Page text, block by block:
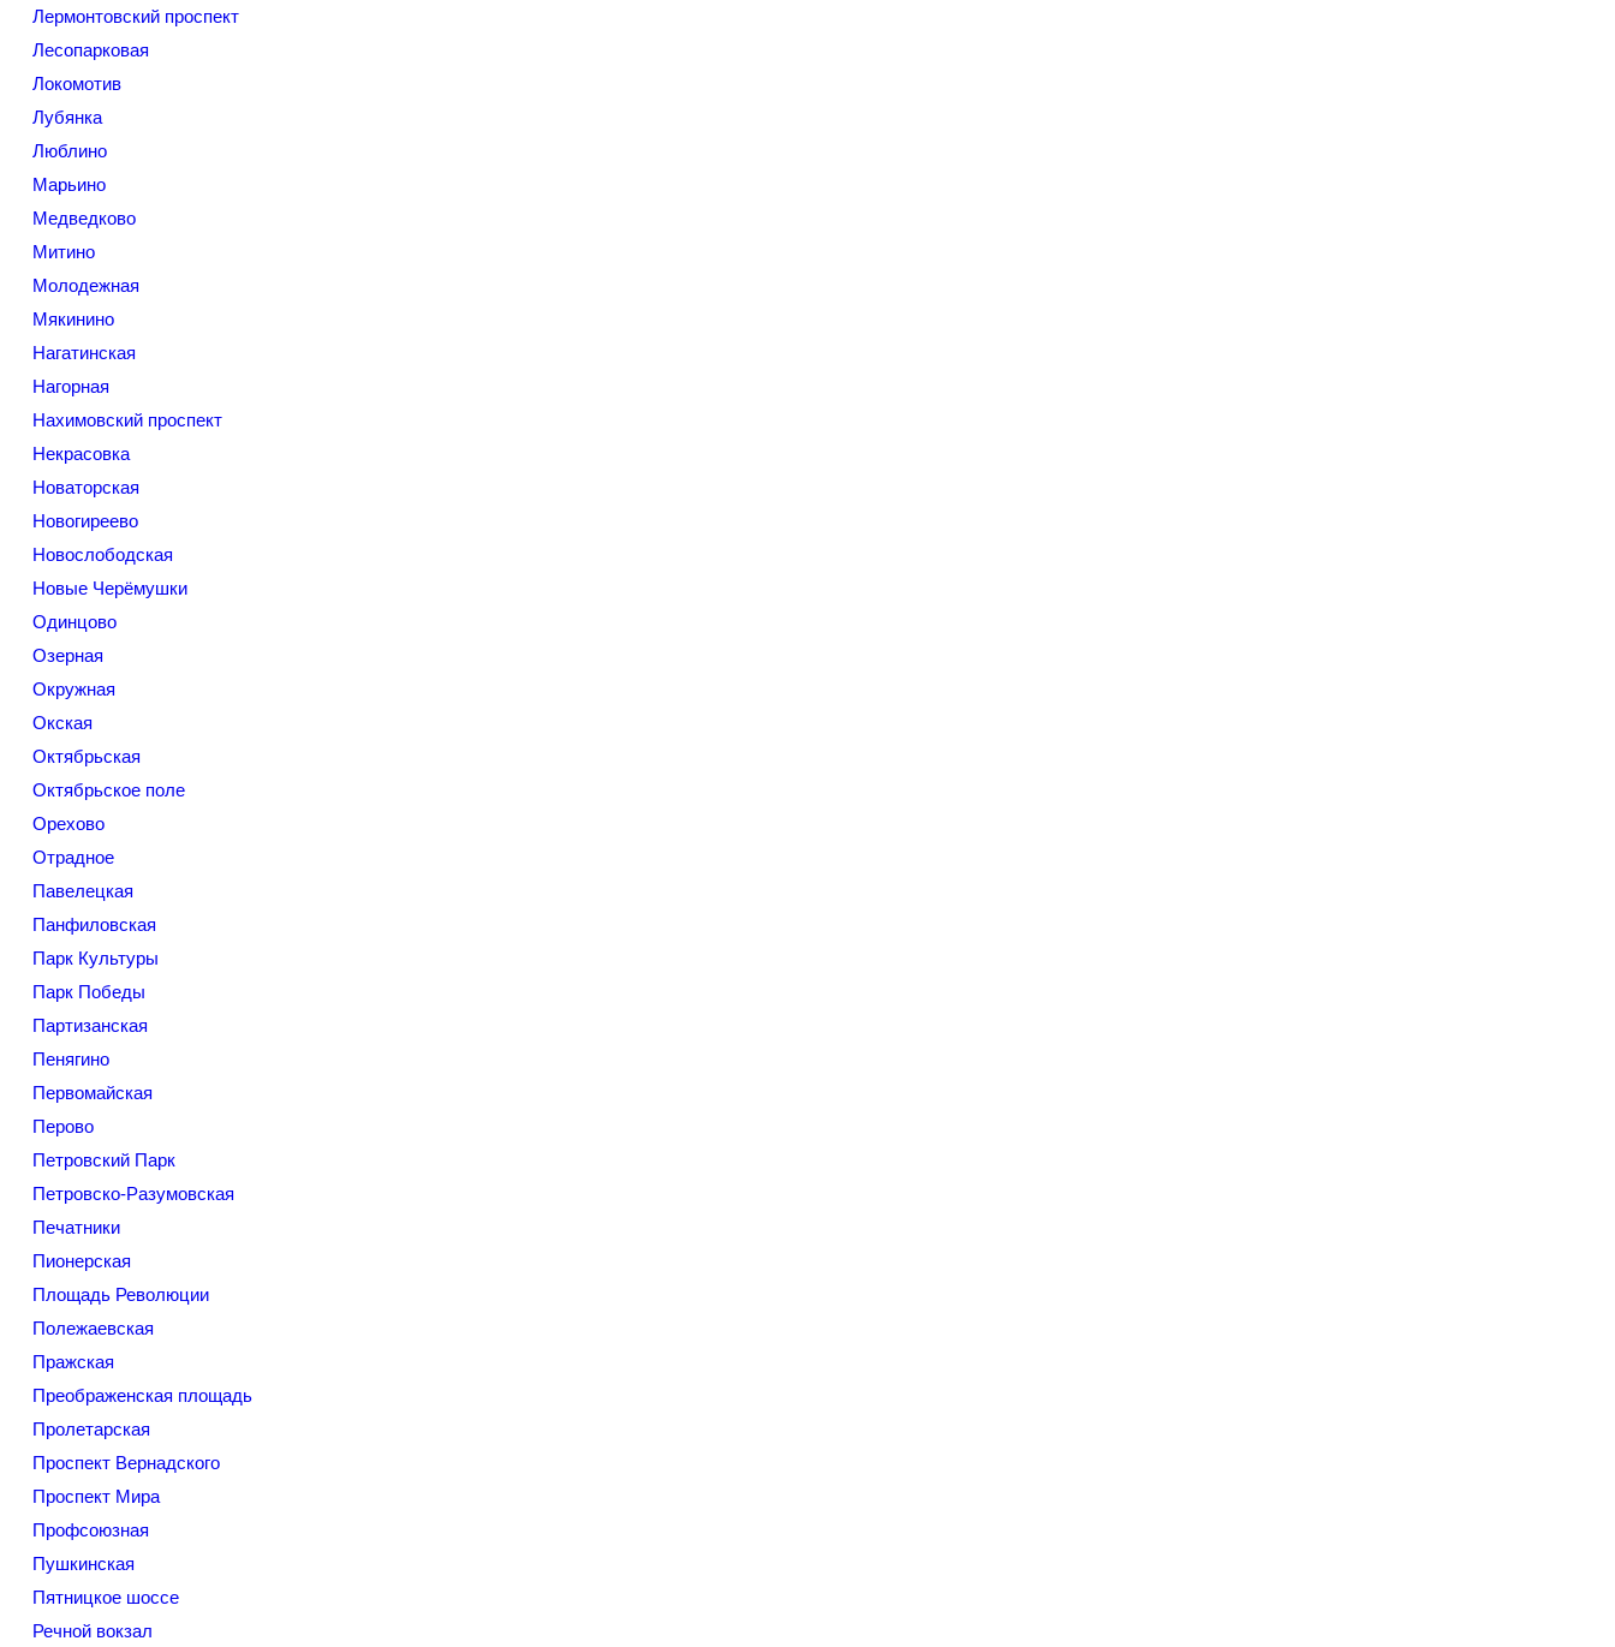
Лермонтовский проспект
Лесопарковая
Локомотив
Лубянка
Люблино
Марьино
Медведково
Митино
Молодежная
Мякинино
Нагатинская
Нагорная
Нахимовский проспект
Некрасовка
Новаторская
Новогиреево
Новослободская
Новые Черёмушки
Одинцово
Озерная
Окружная
Окская
Октябрьская
Октябрьское поле
Орехово
Отрадное
Павелецкая
Панфиловская
Парк Культуры
Парк Победы
Партизанская
Пенягино
Первомайская
Перово
Петровский Парк
Петровско-Разумовская
Печатники
Пионерская
Площадь Революции
Полежаевская
Пражская
Преображенская площадь
Пролетарская
Проспект Вернадского
Проспект Мира
Профсоюзная
Пушкинская
Пятницкое шоссе
Речной вокзал